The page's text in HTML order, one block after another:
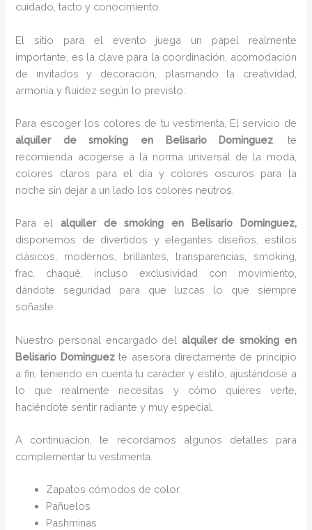
cuidado, tacto y conocimiento.
El sitio para el evento juega un papel realmente
importante, es la clave para la coordinación, acomodación
de invitados y decoración, plasmando la creatividad,
armonía y fluidez según lo previsto.
Para escoger los colores de tu vestimenta, El servicio de
alquiler de smoking en Belisario Dominguez , te
recomienda acogerse a la norma universal de la moda,
colores claros para el día y colores oscuros para la
noche sin dejar a un lado los colores neutros.
Para el alquiler de smoking
en Belisario Dominguez,
disponemos de divertidos y elegantes diseños, estilos
clásicos, modernos, brillantes, transparencias, smoking,
frac, chaqué, incluso exclusividad con movimiento,
dándote seguridad para que luzcas lo que siempre
soñaste.
Nuestro personal encargado del alquiler de smoking en
Belisario Dominguezte asesora directamente de principio
a fin, teniendo en cuenta tu carácter y estilo, ajustándose a
lo que realmente necesitas y cómo quieres verte,
haciéndote sentir radiante y muy especial.
A continuación, te recordamos algunos detalles para
complementar tu vestimenta.
Zapatos cómodos de color.
Pañuelos
Pashminas